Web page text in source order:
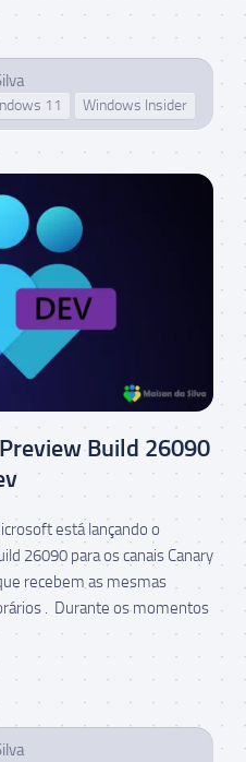
11 Windows Insider
Build 26090
está lançando o
26090 para os canais Canary
recebem as mesmas
. Durante os momentos